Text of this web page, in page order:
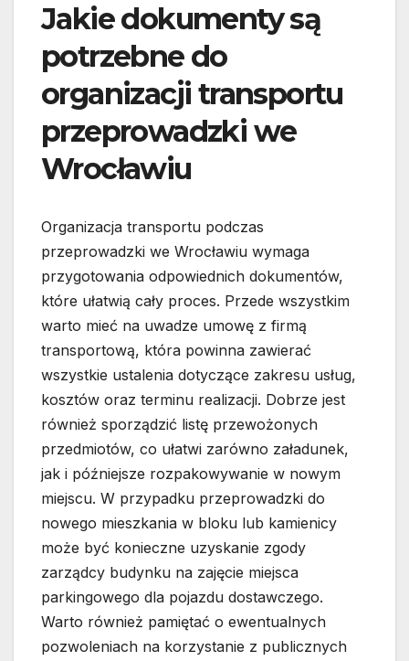
Jakie dokumenty są
potrzebne do
organizacji transportu
przeprowadzki we
Wrocławiu
Organizacja transportu podczas
przeprowadzki we Wrocławiu wymaga
przygotowania odpowiednich dokumentów,
które ułatwią cały proces. Przede wszystkim
warto mieć na uwadze umowę z firmą
transportową, która powinna zawierać
wszystkie ustalenia dotyczące zakresu usług,
kosztów oraz terminu realizacji. Dobrze jest
również sporządzić listę przewożonych
przedmiotów, co ułatwi zarówno załadunek,
jak i późniejsze rozpakowywanie w nowym
miejscu. W przypadku przeprowadzki do
nowego mieszkania w bloku lub kamienicy
może być konieczne uzyskanie zgody
zarządcy budynku na zajęcie miejsca
parkingowego dla pojazdu dostawczego.
Warto również pamiętać o ewentualnych
pozwoleniach na korzystanie z publicznych